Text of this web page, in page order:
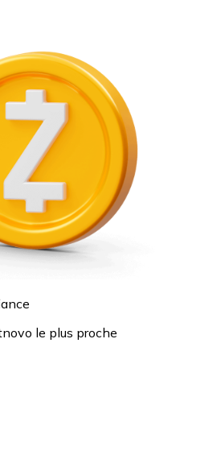
le plus proche